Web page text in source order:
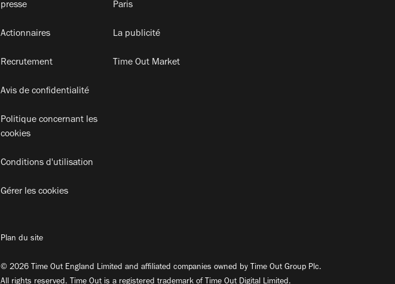
presse
Actionnaires
Recrutement
Avis de confidentialité
Politique concernant les
cookies
Conditions d'utilisation
Gérer les cookies
Paris
La publicité
Time Out Market
Plan du site
© 2026 Time Out England Limited and affiliated companies owned by Time Out Group Plc.
All rights reserved. Time Out is a registered trademark of Time Out Digital Limited.